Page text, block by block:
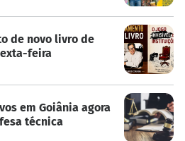
de novo livro de
feira
em Goiânia agora
técnica